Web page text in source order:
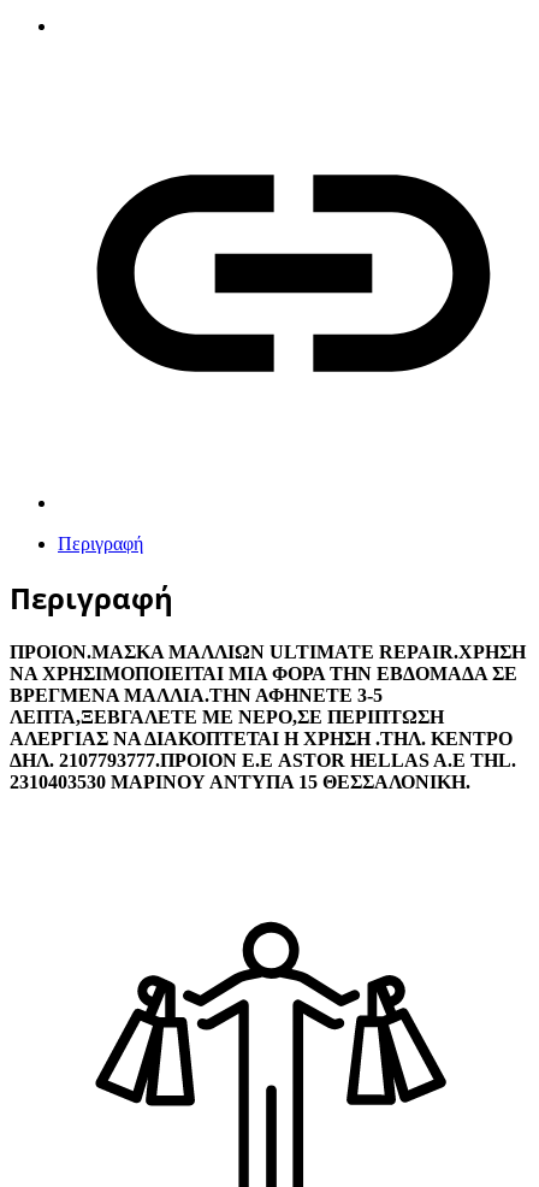
Περιγραφή
Περιγραφή
ΠΡΟΙΟΝ.ΜΑΣΚΑ ΜΑΛΛΙΩΝ ULTIMATE REPAIR.ΧΡΗΣΗ
ΝΑ ΧΡΗΣΙΜΟΠΟΙΕΙΤΑΙ ΜΙΑ ΦΟΡΑ ΤΗΝ ΕΒΔΟΜΑΔΑ ΣΕ
ΒΡΕΓΜΕΝΑ ΜΑΛΛΙΑ.ΤΗΝ ΑΦΗΝΕΤΕ 3-5
ΛΕΠΤΑ,ΞΕΒΓΑΛΕΤΕ ΜΕ ΝΕΡΟ,ΣΕ ΠΕΡΙΠΤΩΣΗ
ΑΛΕΡΓΙΑΣ ΝΑ ΔΙΑΚΟΠΤΕΤΑΙ Η ΧΡΗΣΗ .ΤΗΛ. ΚΕΝΤΡΟ
ΔΗΛ. 2107793777.ΠΡΟΙΟΝ Ε.Ε ASTOR HELLAS A.E THL.
2310403530 ΜΑΡΙΝΟΥ ΑΝΤΥΠΑ 15 ΘΕΣΣΑΛΟΝΙΚΗ.